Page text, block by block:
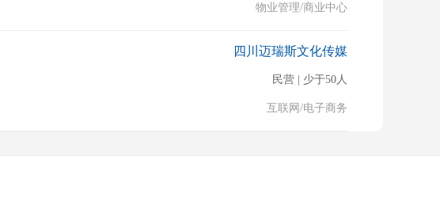
物业管理/商业中心
四川迈瑞斯文化传媒
民营 | 少于50人
互联网/电子商务